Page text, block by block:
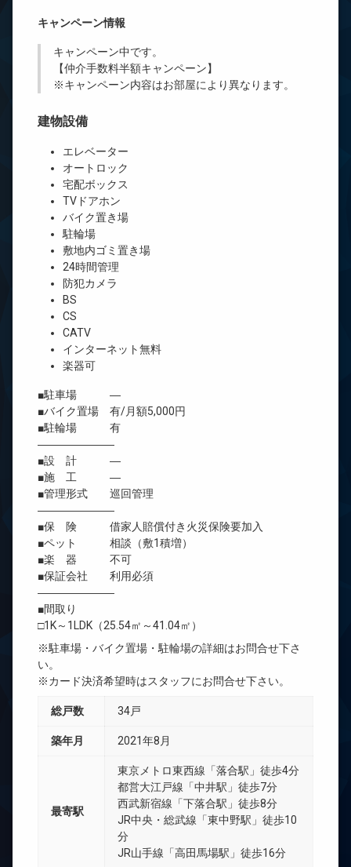
キャンペーン情報
キャンペーン中です。
【仲介手数料半額キャンペーン】
※キャンペーン内容はお部屋により異なります。
建物設備
エレベーター
オートロック
宅配ボックス
TVドアホン
バイク置き場
駐輪場
敷地内ゴミ置き場
24時間管理
防犯カメラ
BS
CS
CATV
インターネット無料
楽器可
■駐車場 ―
■バイク置場 有/月額5,000円
■駐輪場 有
―――――――
■設 計 ―
■施 工 ―
■管理形式 巡回管理
―――――――
■保 険 借家人賠償付き火災保険要加入
■ペット 相談（敷1積増）
■楽 器 不可
■保証会社 利用必須
―――――――
■間取り
□1K～1LDK（25.54㎡～41.04㎡）
※駐車場・バイク置場・駐輪場の詳細はお問合せ下さ
い。
※カード決済希望時はスタッフにお問合せ下さい。
総戸数 34戸
築年月 2021年8月
最寄駅
東京メトロ東西線「落合駅」徒歩4分
都営大江戸線「中井駅」徒歩7分
西武新宿線「下落合駅」徒歩8分
JR中央・総武線「東中野駅」徒歩10
分
JR山手線「高田馬場駅」徒歩16分